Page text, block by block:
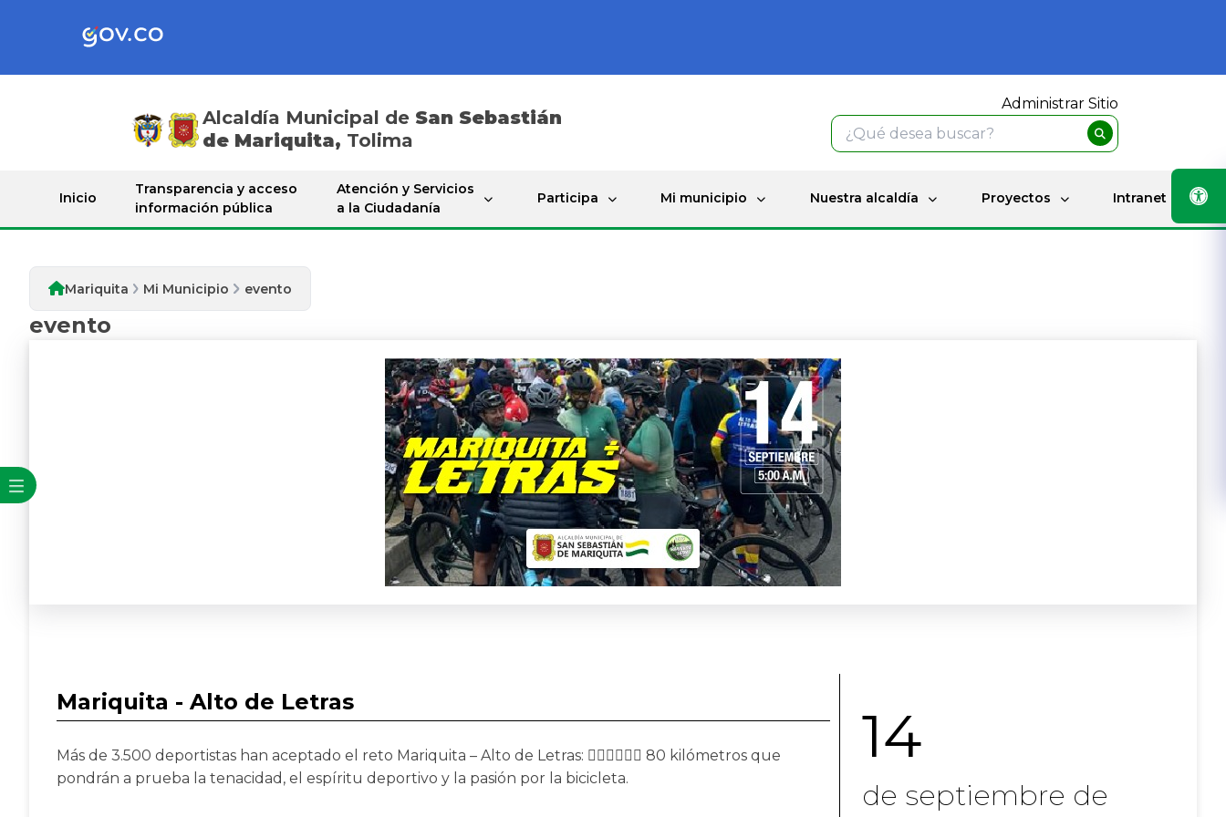
Alcaldía Municipal de San Sebastián
de Mariquita, Tolima
Administrar Sitio
Inicio
Transparencia y acceso
información pública
Atención y Servicios
a la Ciudadanía
Participa Mi municipio Nuestra alcaldía Proyectos Intranet
Mi Municipio
Mariquita Mi Municipio evento
evento
Mariquita - Alto de Letras
Más de 3.500 deportistas han aceptado el reto Mariquita – Alto de Letras: 🚴🏼‍♀️🚴🏽‍♂️ 80 kilómetros que
pondrán a prueba la tenacidad, el espíritu deportivo y la pasión por la bicicleta.
14
de septiembre de